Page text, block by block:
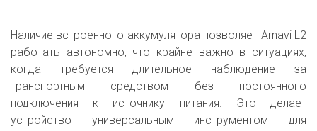
Наличие встроенного аккумулятора позволяет Arnavi L2
работать автономно, что крайне важно в ситуациях,
когда требуется длительное наблюдение за
транспортным средством без постоянного
подключения к источнику питания. Это делает
устройство универсальным инструментом для